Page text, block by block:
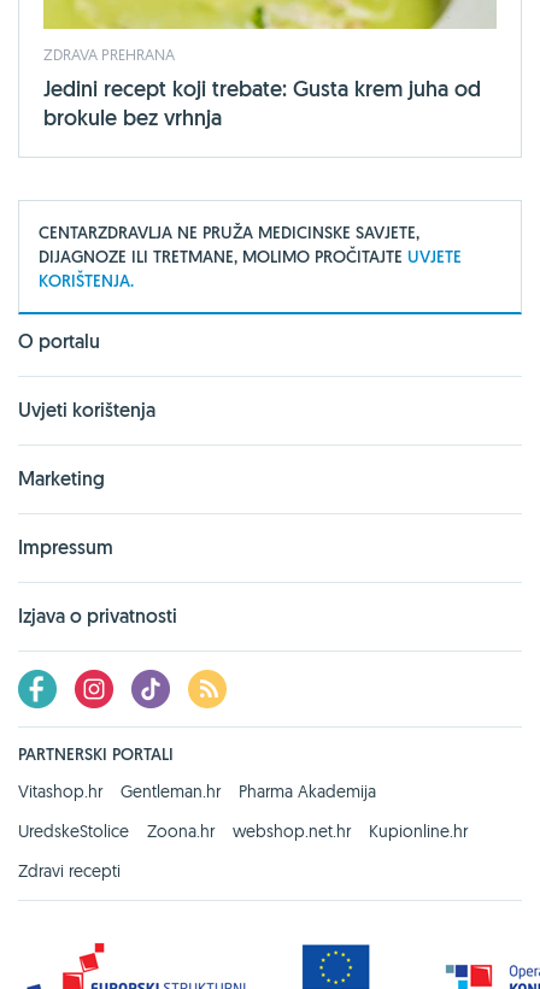
ZDRAVA PREHRANA
Jedini recept koji trebate: Gusta krem juha od
brokule bez vrhnja
CENTARZDRAVLJA NE PRUŽA MEDICINSKE SAVJETE,
DIJAGNOZE ILI TRETMANE, MOLIMO PROČITAJTE UVJETE
KORIŠTENJA.
O portalu
Uvjeti korištenja
Marketing
Impressum
Izjava o privatnosti
PARTNERSKI PORTALI
Vitashop.hr
Gentleman.hr
Pharma Akademija
UredskeStolice
Zoona.hr webshop.net.hr
Kupionline.hr
Zdravi recepti